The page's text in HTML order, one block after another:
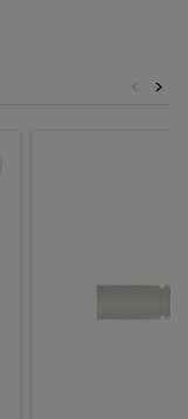
>
<